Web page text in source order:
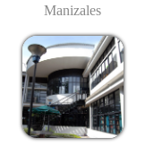
Manizales